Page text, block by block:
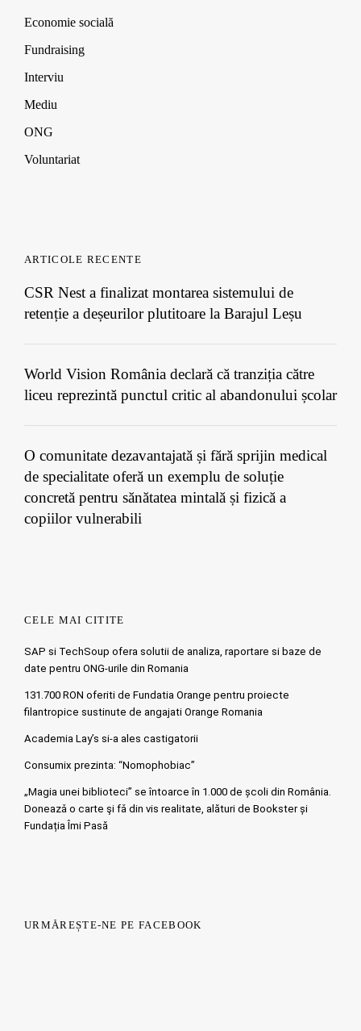
Economie socială
Fundraising
Interviu
Mediu
ONG
Voluntariat
ARTICOLE RECENTE
CSR Nest a finalizat montarea sistemului de
retenție a deșeurilor plutitoare la Barajul Leșu
World Vision România declară că tranziția către
liceu reprezintă punctul critic al abandonului școlar
O comunitate dezavantajată și fără sprijin medical
de specialitate oferă un exemplu de soluție
concretă pentru sănătatea mintală și fizică a
copiilor vulnerabili
CELE MAI CITITE
SAP si TechSoup ofera solutii de analiza, raportare si baze de
date pentru ONG-urile din Romania
131.700 RON oferiti de Fundatia Orange pentru proiecte
filantropice sustinute de angajati Orange Romania
Academia Lay’s si-a ales castigatorii
Consumix prezinta: “Nomophobiac”
„Magia unei biblioteci” se întoarce în 1.000 de școli din România.
Doneazǎ o carte şi fǎ din vis realitate, alături de Bookster și
Fundația Îmi Pasă
URMĂREȘTE-NE PE FACEBOOK